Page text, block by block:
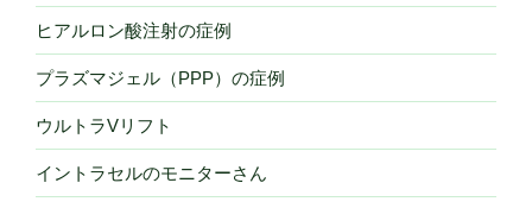
ヒアルロン酸注射の症例
プラズマジェル（PPP）の症例
ウルトラVリフト
イントラセルのモニターさん